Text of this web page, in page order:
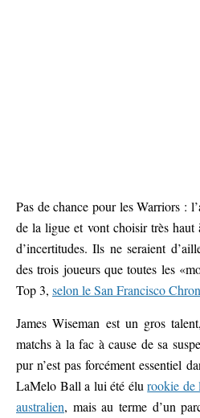
Pas de chance pour les Warriors :
de la ligue et vont choisir très
d’incertitudes. Ils ne seraient
des trois joueurs que toutes les
Top 3, selon le San Francisco
James Wiseman est un gros
matchs à la fac à cause de sa
pur n’est pas forcément essentiel
LaMelo Ball a lui été élurookie de
australien, mais au terme d’un